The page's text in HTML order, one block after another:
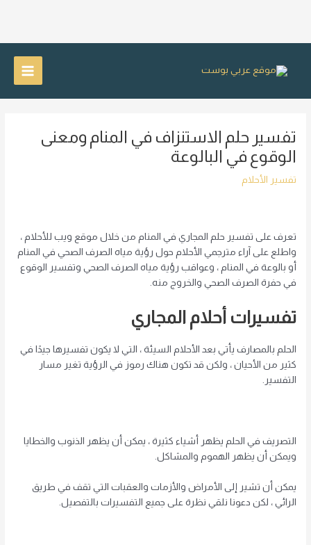
Main
تفسير حلم الاستنزاف في المنام ومعنى
الوقوع في البالوعة
تفسير الأحلام
تعرف على تفسير حلم المجاري في المنام من خلال موقع ويب للأحلام ،
واطلع على آراء مترجمي الأحلام حول رؤية مياه الصرف الصحي في المنام
أو بالوعة في المنام ، وعواقب رؤية مياه الصرف الصحي وتفسير الوقوع
في حفرة الصرف الصحي والخروج منه.
تفسيرات أحلام المجاري
الحلم بالمصارف يأتي بعد الأحلام السيئة ، التي لا يكون تفسيرها جيدًا في
كثير من الأحيان ، ولكن قد تكون هناك رموز في الرؤية تغير مسار
التفسير.
التصريف في الحلم يظهر أشياء كثيرة ، يمكن أن يظهر الذنوب والخطايا
ويمكن أن يظهر الهموم والمشاكل.
يمكن أن تشير إلى الأمراض والأزمات والعقبات التي تقف في طريق
الرائي ، لكن دعونا نلقي نظرة على جميع التفسيرات بالتفصيل.